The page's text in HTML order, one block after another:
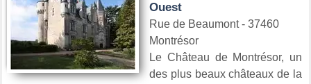
Ouest
Rue de Beaumont - 37460
Montrésor
Le Château de Montrésor, un
des plus beaux châteaux de la